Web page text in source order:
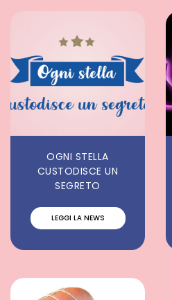
OGNI STELLA
CUSTODISCE UN
SEGRETO
LEGGI LA NEWS